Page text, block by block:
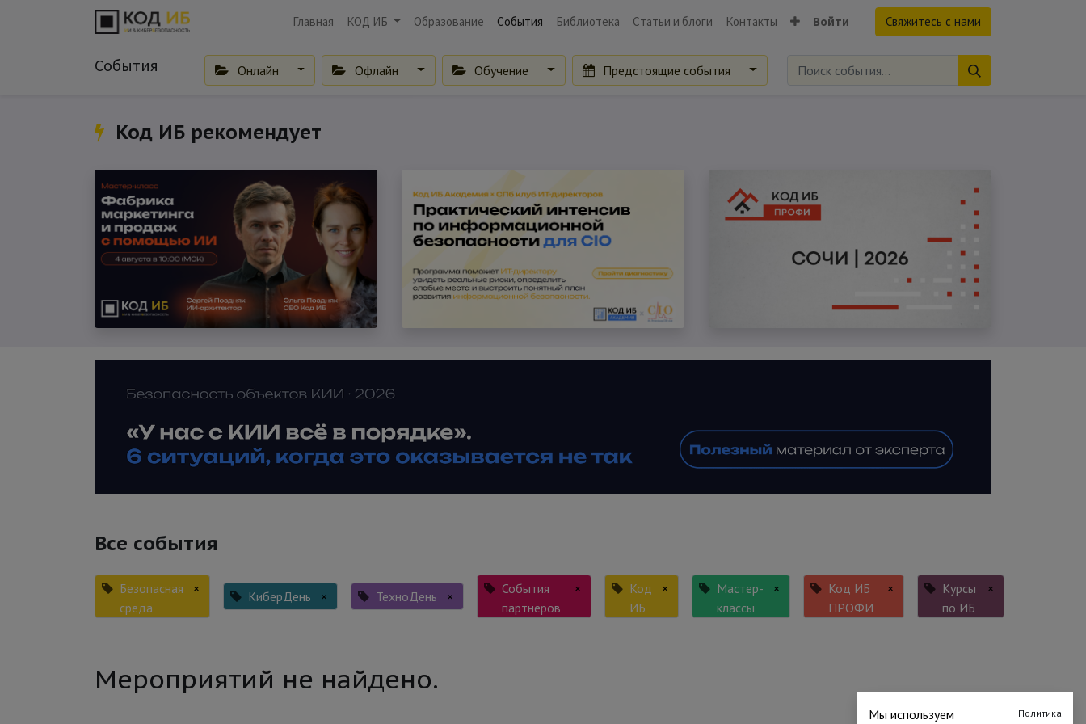
Главная КОД ИБ Образование События Библиотека Статьи и блоги Контакты Войти Свяжитесь с нами
События Онлайн Офлайн Обучение Предстоящие события
Код ИБ рекомендует
Все события
Безопасная
среда
× КиберДень × ТехноДень ×
События
партнёров
×
Код
ИБ
×
Мастер-
классы
×
Код ИБ
ПРОФИ
×
Курсы
по ИБ
×
Мероприятий не найдено.
Мы используем
Политика